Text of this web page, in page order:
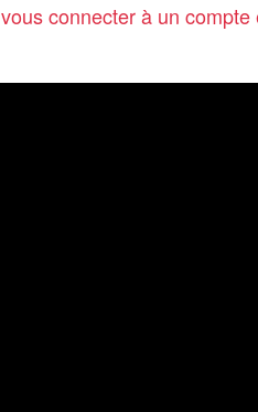
vous connecter à un compte